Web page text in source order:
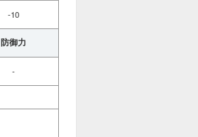
-10
防御力
-